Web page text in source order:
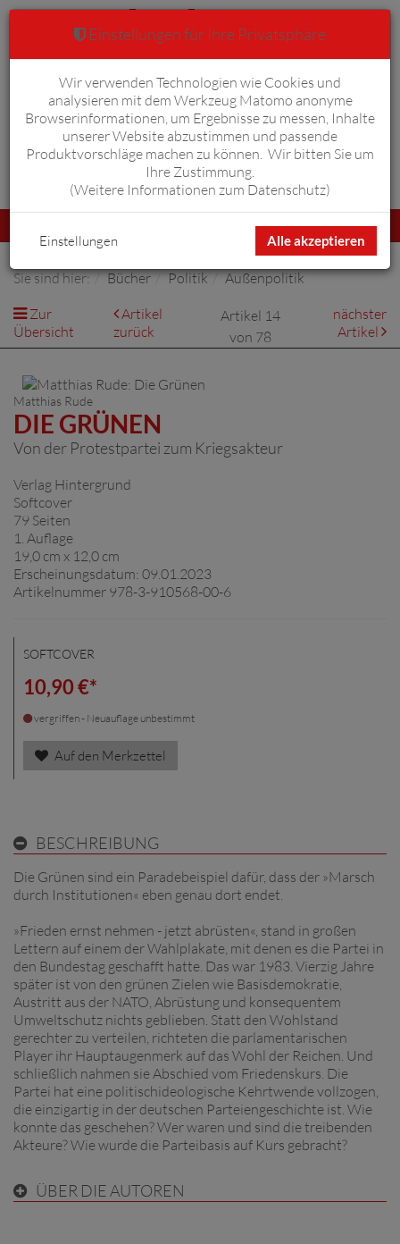
Anmelden Warenkorb 0
umschalten
Sie sind hier: Bücher Politik
Außenpolitik
Zur
Übersicht
Artikel
zurück
Artikel 14
von 78
nächster
Artikel
Matthias Rude
DIE GRÜNEN
Von der Protestpartei zum Kriegsakteur
Verlag Hintergrund
Softcover
79 Seiten
1. Auflage
19,0 cm x 12,0 cm
Erscheinungsdatum: 09.01.2023
Artikelnummer 978-3-910568-00-6
SOFTCOVER
10,90 €*
vergriffen - Neuauflage unbestimmt
Auf den Merkzettel
BESCHREIBUNG
Die Grünen sind ein Paradebeispiel dafür, dass der »Marsch
durch Institutionen« eben genau dort endet.
»Frieden ernst nehmen - jetzt abrüsten«, stand in großen
Lettern auf einem der Wahlplakate, mit denen es die Partei in
den Bundestag geschafft hatte. Das war 1983. Vierzig Jahre
später ist von den grünen Zielen wie Basisdemokratie,
Austritt aus der NATO, Abrüstung und konsequentem
Umweltschutz nichts geblieben. Statt den Wohlstand
gerechter zu verteilen, richteten die parlamentarischen
Player ihr Hauptaugenmerk auf das Wohl der Reichen. Und
schließlich nahmen sie Abschied vom Friedenskurs. Die
Partei hat eine politischideologische Kehrtwende vollzogen,
die einzigartig in der deutschen Parteiengeschichte ist. Wie
konnte das geschehen? Wer waren und sind die treibenden
Akteure? Wie wurde die Parteibasis auf Kurs gebracht?
ÜBER DIE AUTOREN
Einstellungen für Ihre Privatsphäre
Wir verwenden Technologien wie Cookies und
analysieren mit dem Werkzeug Matomo anonyme
Browserinformationen, um Ergebnisse zu messen, Inhalte
unserer Website abzustimmen und passende
Produktvorschläge machen zu können. Wir bitten Sie um
Ihre Zustimmung.
(Weitere Informationen zum Datenschutz)
Alle akzeptieren
Einstellungen